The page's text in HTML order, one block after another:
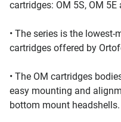
cartridges: OM 5S, OM 5E
• The series is the
cartridges offered by
• The OM cartridges
easy mounting and
bottom mount headshells.